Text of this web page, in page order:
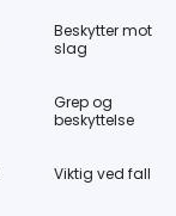
Beskytter mot
slag
Grep og
beskyttelse
Viktig ved fall